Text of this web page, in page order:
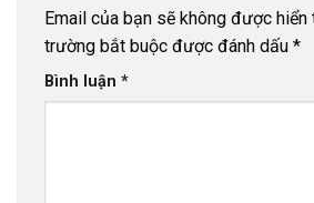
Email của bạn sẽ không được hiển
trường bắt buộc được đánh dấu *
Bình luận *